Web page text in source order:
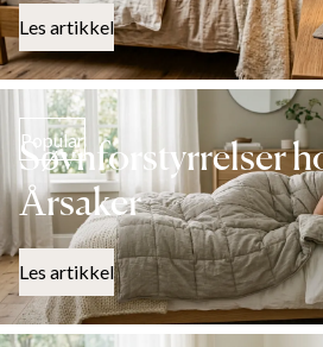
Les artikkel
Popular
Søvnforstyrrelser
Årsaker
Les artikkel